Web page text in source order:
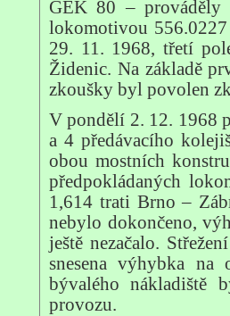
GEK 80 – prováděly
lokomotivou
29. 11. 1968, třetí
Židenic. Na základě
zkoušky byl povolen
V pondělí 2. 12. 1968
a 4 předávacího
obou mostních
předpokládaných
1,614 trati Brno –
nebylo dokončeno,
ještě nezačalo.
snesena výhybka na
bývalého nákladiště
provozu.